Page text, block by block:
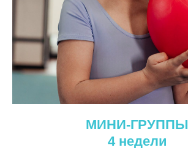
МИНИ-ГРУППЫ
4 недели